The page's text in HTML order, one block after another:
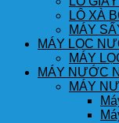
LÔ XÀ
MÁY
MÁY LỌC
MÁY
MÁY NƯỚC
MÁY